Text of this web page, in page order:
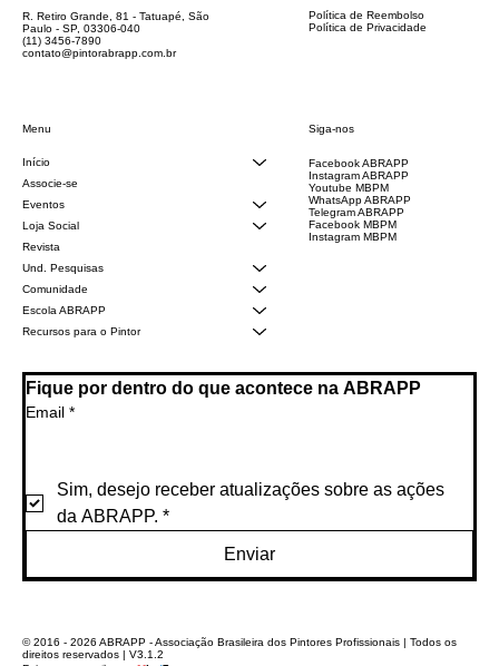
R. Retiro Grande, 81 - Tatuapé, São
Paulo - SP, 03306-040
(11) 3456-7890
contato@pintorabrapp.com.br
Menu
Início
Associe-se
Eventos
Loja Social
Revista
Und. Pesquisas
Comunidade
Escola ABRAPP
Recursos para o Pintor
Política de Reembolso
Política de Privacidade
Siga-nos
Facebook ABRAPP
Instagram ABRAPP
Youtube MBPM
WhatsApp ABRAPP
Telegram ABRAPP
Facebook MBPM
Instagram MBPM
Fique por dentro do que acontece na ABRAPP
Email *
Sim, desejo receber atualizações sobre as ações
da ABRAPP. *
Enviar
© 2016 - 2026 ABRAPP - Associação Brasileira dos Pintores Profissionais | Todos os
direitos reservados | V3.1.2